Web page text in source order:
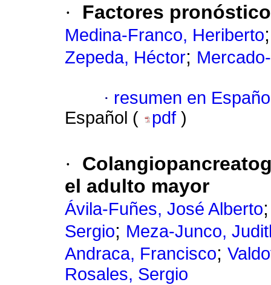
· Factores
Medina-Franco, Heriberto
Zepeda, Héctor;
· resumen en
Español (
pdf )
·
el adulto mayor
Ávila-Fuñes, José Alberto
Sergio; Meza-Junco,
Andraca, Francisco;
Rosales, Sergio